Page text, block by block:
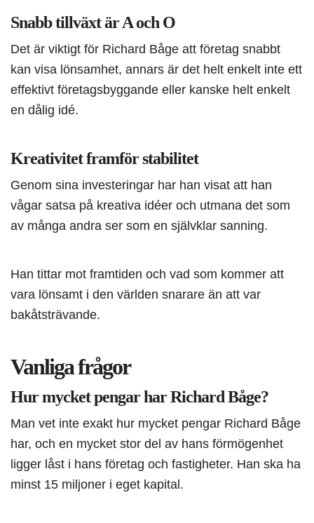
Snabb tillväxt är A och O
Det är viktigt för Richard Båge att företag snabbt
kan visa lönsamhet, annars är det helt enkelt inte ett
effektivt företagsbyggande eller kanske helt enkelt
en dålig idé.
Kreativitet framför stabilitet
Genom sina investeringar har han visat att han
vågar satsa på kreativa idéer och utmana det som
av många andra ser som en självklar sanning.
Han tittar mot framtiden och vad som kommer att
vara lönsamt i den världen snarare än att var
bakåtsträvande.
Vanliga frågor
Hur mycket pengar har Richard Båge?
Man vet inte exakt hur mycket pengar Richard Båge
har, och en mycket stor del av hans förmögenhet
ligger låst i hans företag och fastigheter. Han ska ha
minst 15 miljoner i eget kapital.